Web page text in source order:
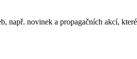
např. novinek a propagačních akcí,